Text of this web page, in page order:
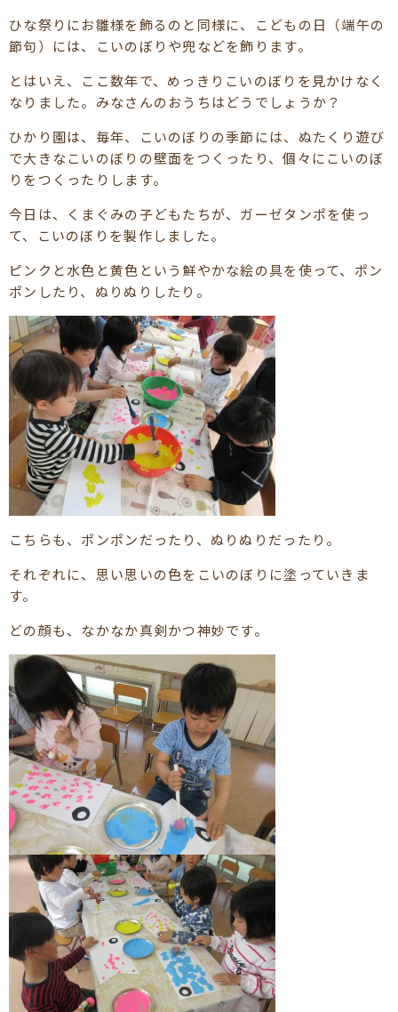
ひな祭りにお雛様を飾るのと同様に、こどもの日（端午の
節句）には、こいのぼりや兜などを飾ります。
とはいえ、ここ数年で、めっきりこいのぼりを見かけなく
なりました。みなさんのおうちはどうでしょうか？
ひかり園は、毎年、こいのぼりの季節には、ぬたくり遊び
で大きなこいのぼりの壁面をつくったり、個々にこいのぼ
りをつくったりします。
今日は、くまぐみの子どもたちが、ガーゼタンポを使っ
て、こいのぼりを製作しました。
ピンクと水色と黄色という鮮やかな絵の具を使って、ポン
ポンしたり、ぬりぬりしたり。
こちらも、ポンポンだったり、ぬりぬりだったり。
それぞれに、思い思いの色をこいのぼりに塗っていきま
す。
どの顔も、なかなか真剣かつ神妙です。